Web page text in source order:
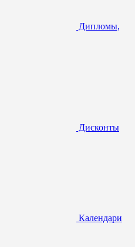
Дипломы,
Дисконты
Календари